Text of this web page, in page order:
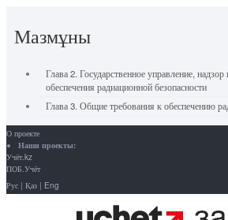
Мазмұны
Глава 2. Государственное управление,
обеспечения радиационной безопасности
Глава 3. Общие требования к обеспечению
О проекте
Наши проекты:
Учёт.kz
ПОБ.Учёт
Рус | Қаз | Eng